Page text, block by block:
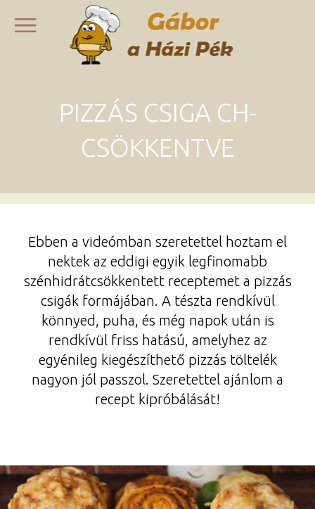
PIZZÁS CSIGA CH-
CSÖKKENTVE
Ebben a videómban szeretettel hoztam el
nektek az eddigi egyik legfinomabb
szénhidrátcsökkentett receptemet a pizzás
csigák formájában. A tészta rendkívül
könnyed, puha, és még napok után is
rendkívül friss hatású, amelyhez az
egyénileg kiegészíthető pizzás töltelék
nagyon jól passzol. Szeretettel ajánlom a
recept kipróbálását!